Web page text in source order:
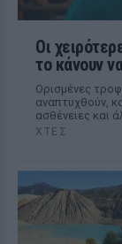
Οι
το κάνουν
Ορισμένες
αναπτυχθούν,
ασθένειες και
ΧΤΕΣ